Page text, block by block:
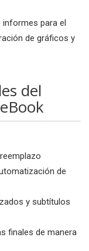
informes para el
de gráficos y
del
de
y subtítulos
finales de manera